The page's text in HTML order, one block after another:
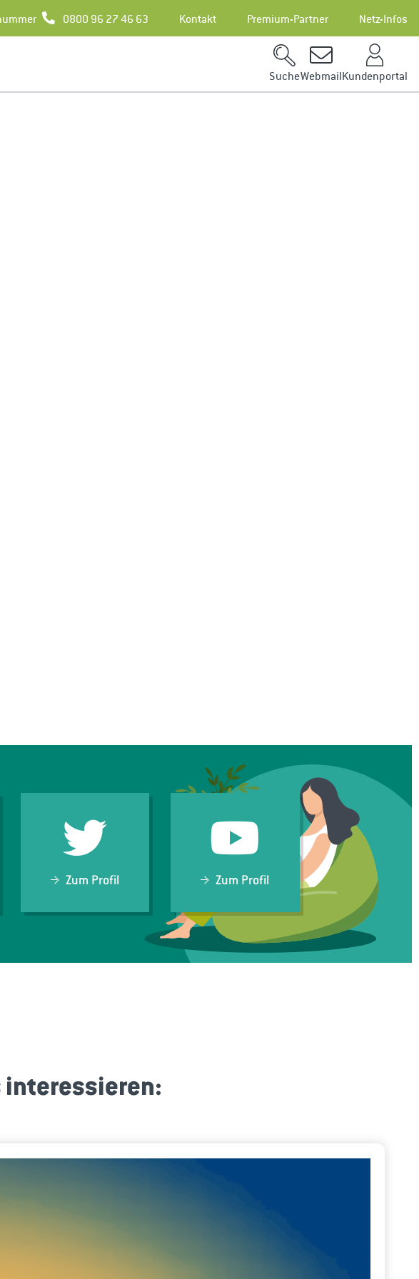
0800 96 27 46 63 Kontakt Premium-Partner Netz-Infos
SucheWebmailKundenportal
Zum Profil Zum Profil
interessieren: